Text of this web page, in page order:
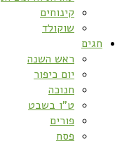
קינוחים
שוקולד
חגים
ראש השנה
יום כיפור
חנוכה
ט”ו בשבט
פורים
פסח